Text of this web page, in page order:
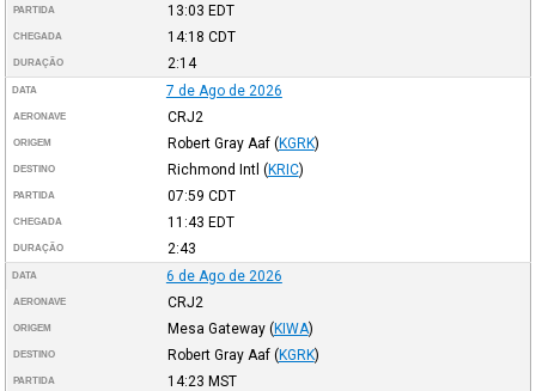
PARTIDA 13:03 EDT
CHEGADA 14:18 CDT
DURAÇÃO 2:14
DATA 7 de Ago de 2026
AERONAVE CRJ2
ORIGEM Robert Gray Aaf (KGRK)
DESTINO Richmond Intl (KRIC)
PARTIDA 07:59 CDT
CHEGADA 11:43 EDT
DURAÇÃO 2:43
DATA 6 de Ago de 2026
AERONAVE CRJ2
ORIGEM Mesa Gateway (KIWA)
DESTINO Robert Gray Aaf (KGRK)
PARTIDA 14:23 MST